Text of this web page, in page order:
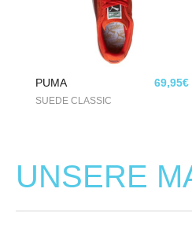
PUMA 69,95€
SUEDE CLASSIC
UNSERE